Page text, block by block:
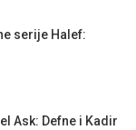
serije Halef:
Ask: Defne i Kadir